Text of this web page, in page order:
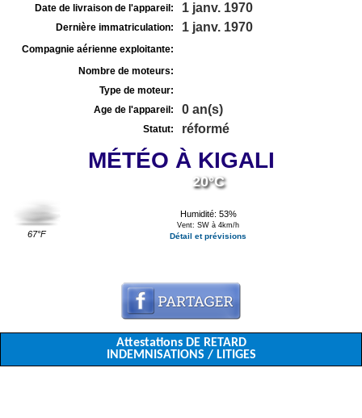
Date de livraison de l'appareil: 1 janv. 1970
Dernière immatriculation: 1 janv. 1970
Compagnie aérienne exploitante:
Nombre de moteurs:
Type de moteur:
Age de l'appareil:
0 an(s)
Statut: réformé
MÉTÉO À KIGALI
67°F
20°C
Humidité: 53%
Vent: SW à 4km/h
Détail et prévisions
Attestations DE RETARD
INDEMNISATIONS / LITIGES